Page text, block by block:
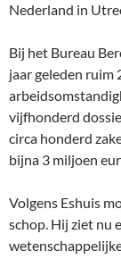
Nederland in
Bij het Bureau
jaar geleden ruim
vijfhonderd
circa honderd
bijna 3 miljoen
Volgens Eshuis
schop. Hij ziet nu